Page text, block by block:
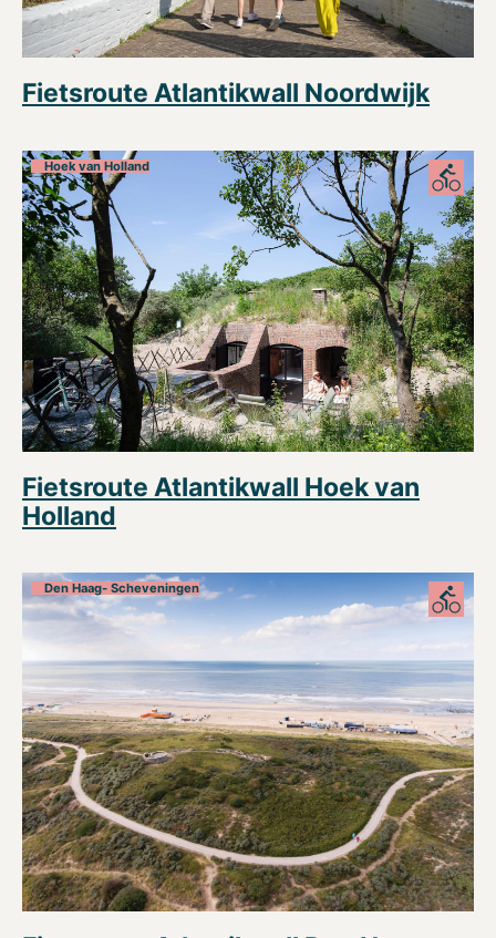
Fietsroute Atlantikwall Noordwijk
Hoek van Holland
Fietsroute Atlantikwall Hoek van
Holland
Den Haag- Scheveningen